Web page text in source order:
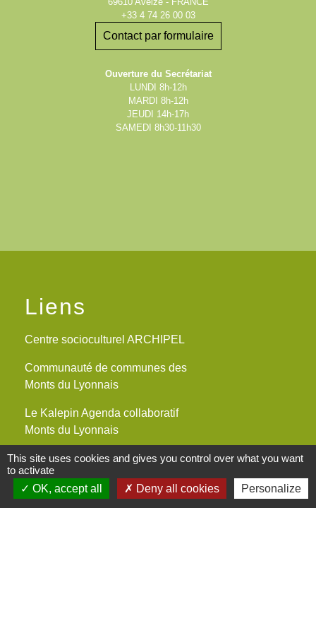
+33 4 74 26 00 03
Contact par formulaire
Ouverture du Secrétariat
LUNDI 8h-12h
MARDI 8h-12h
JEUDI 14h-17h
SAMEDI 8h30-11h30
Liens
Centre socioculturel ARCHIPEL
Communauté de communes des
Monts du Lyonnais
Le Kalepin Agenda collaboratif
Monts du Lyonnais
Maison du Rhône St Symphorien-
sur-Coise
This site uses cookies and gives you control over what you want
to activate
OK, accept all
Deny all cookies Personalize